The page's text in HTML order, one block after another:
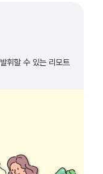
휘할 수 있는 리모트